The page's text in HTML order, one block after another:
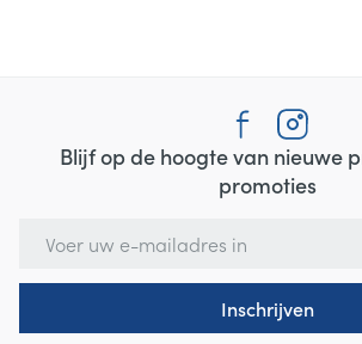
Blijf op de hoogte van nieuwe
promoties
Inschrijven